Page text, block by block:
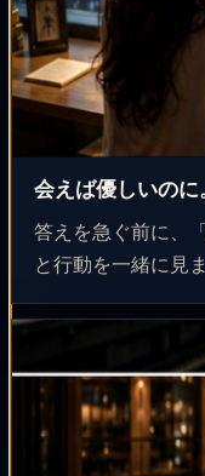
会えば優しいの
答えを急ぐ前に、
と行動を一緒に見ま